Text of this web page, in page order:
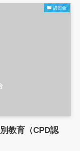
講習会
教育（CPD認